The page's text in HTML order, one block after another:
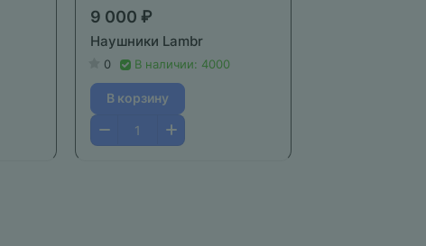
9 000 ₽
Наушники Lambr
0 В наличии: 4000
В корзину